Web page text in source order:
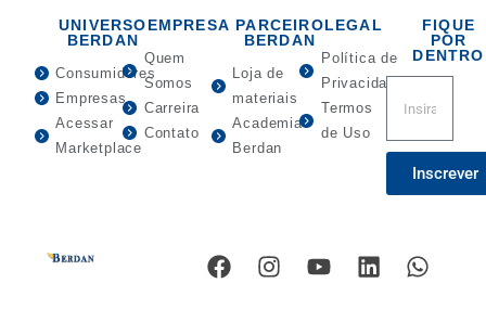
UNIVERSO
BERDAN
Consumidores
Empresas
Acessar
Marketplace
EMPRESA
Quem
Somos
Carreira
Contato
PARCEIRO
BERDAN
Loja de
materiais
Academia
Berdan
LEGAL
Política de
Privacidade
Termos
de Uso
FIQUE
POR
DENTRO
Inscrever